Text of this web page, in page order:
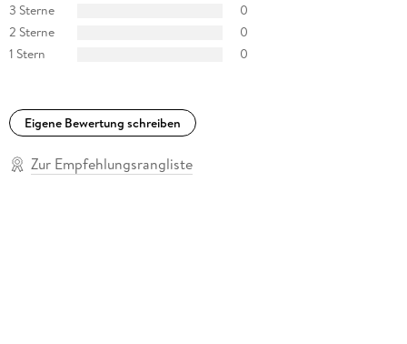
3 Sterne
0
2 Sterne
0
1 Stern
0
Eigene Bewertung schreiben
Zur Empfehlungsrangliste